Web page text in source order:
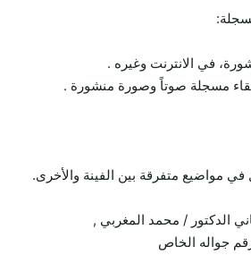
في الانترنت وغيره .
مسجلة صوتاً وصورة منشورة .
في مواضيع متفرقة بين الفينة والأخرى.
الدكتور / محمد المغربي ,
جواله الخاص